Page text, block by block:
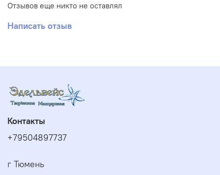
Отзывов еще никто не оставлял
Написать отзыв
Контакты
+79504897737
г Тюмень